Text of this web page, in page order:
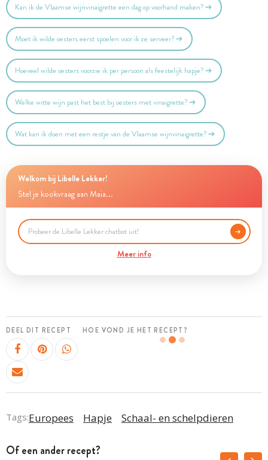
Kan ik de Vlaamse wijnvinaigrette een dag op voorhand maken?
Moet ik wilde oesters eerst spoelen voor ik ze serveer?
Hoeveel wilde oesters voorzie ik per persoon als feestelijk hapje?
Welke witte wijn past het best bij oesters met vinaigrette?
Wat kan ik doen met een restje van de Vlaamse wijnvinaigrette?
Welkom bij Libelle Lekker!
Stel je kookvraag aan Maia...
Meer info
DEEL DIT RECEPT HOE VOND JE HET RECEPT?
Tags:Europees Hapje Schaal- en schelpdieren
Of een ander recept?